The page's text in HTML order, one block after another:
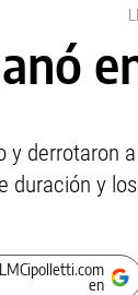
derrotaron
duración y
en